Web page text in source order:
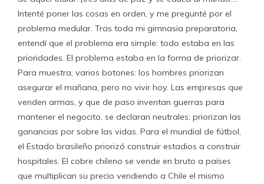
Intenté poner las cosas en orden, y me pregunté por el
problema medular. Tras toda mi gimnasia preparatoria,
entendí que el problema era simple: todo estaba en las
prioridades. El problema estaba en la forma de priorizar.
Para muestra, varios botones: los hombres priorizan
asegurar el mañana, pero no vivir hoy. Las empresas que
venden armas, y que de paso inventan guerras para
mantener el negocito, se declaran neutrales; priorizan las
ganancias por sobre las vidas. Para el mundial de fútbol,
el Estado brasileño priorizó construir estadios a construir
hospitales. El cobre chileno se vende en bruto a países
que multiplican su precio vendiendo a Chile el mismo